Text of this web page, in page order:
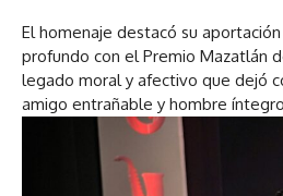
El homenaje destacó su
profundo con el Premio Mazatlán
legado moral y afectivo que dejó
amigo entrañable y hombre